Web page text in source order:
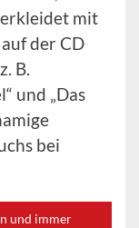
mit
der CD
B.
und „Das
bei
und immer